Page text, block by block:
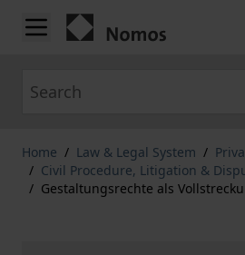
Skip to Content
Home / Law & Legal System /
/ Civil Procedure, Litigation &
/ Gestaltungsrechte als